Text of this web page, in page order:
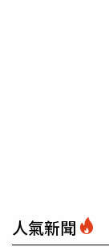
人氣新聞